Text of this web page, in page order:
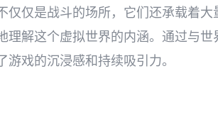
仅仅是战斗的场所，它们还承载着大
解这个虚拟世界的内涵。通过与世
戏的沉浸感和持续吸引力。